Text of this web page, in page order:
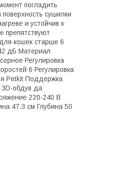
погладить
сушилки
и устойчив к
препятствуют
кошек старше 6
дБ Материал
Регулировка
6 Регулировка
Petkit Поддержка
обдув да
220-240 В
47.3 см Глубина 50